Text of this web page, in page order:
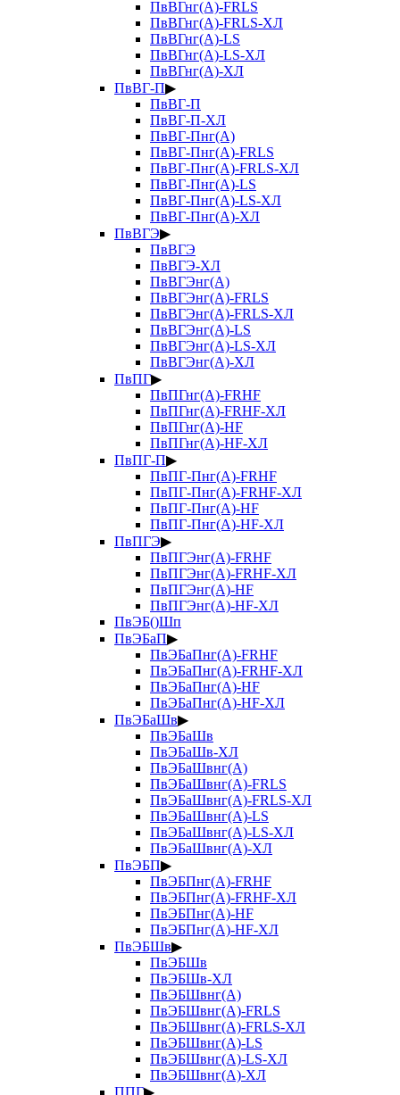
ПвВГнг(А)-FRLS
ПвВГнг(А)-FRLS-ХЛ
ПвВГнг(А)-LS
ПвВГнг(А)-LS-ХЛ
ПвВГнг(А)-ХЛ
ПвВГ-П▶
ПвВГ-П
ПвВГ-П-ХЛ
ПвВГ-Пнг(А)
ПвВГ-Пнг(А)-FRLS
ПвВГ-Пнг(А)-FRLS-ХЛ
ПвВГ-Пнг(А)-LS
ПвВГ-Пнг(А)-LS-ХЛ
ПвВГ-Пнг(А)-ХЛ
ПвВГЭ▶
ПвВГЭ
ПвВГЭ-ХЛ
ПвВГЭнг(А)
ПвВГЭнг(А)-FRLS
ПвВГЭнг(А)-FRLS-ХЛ
ПвВГЭнг(А)-LS
ПвВГЭнг(А)-LS-ХЛ
ПвВГЭнг(А)-ХЛ
ПвПГ▶
ПвПГнг(А)-FRHF
ПвПГнг(А)-FRHF-ХЛ
ПвПГнг(А)-HF
ПвПГнг(А)-HF-ХЛ
ПвПГ-П▶
ПвПГ-Пнг(А)-FRHF
ПвПГ-Пнг(А)-FRHF-ХЛ
ПвПГ-Пнг(А)-HF
ПвПГ-Пнг(А)-HF-ХЛ
ПвПГЭ▶
ПвПГЭнг(А)-FRHF
ПвПГЭнг(А)-FRHF-ХЛ
ПвПГЭнг(А)-HF
ПвПГЭнг(А)-HF-ХЛ
ПвЭБ()Шп
ПвЭБаП▶
ПвЭБаПнг(А)-FRHF
ПвЭБаПнг(А)-FRHF-ХЛ
ПвЭБаПнг(А)-HF
ПвЭБаПнг(А)-HF-ХЛ
ПвЭБаШв▶
ПвЭБаШв
ПвЭБаШв-ХЛ
ПвЭБаШвнг(А)
ПвЭБаШвнг(А)-FRLS
ПвЭБаШвнг(А)-FRLS-ХЛ
ПвЭБаШвнг(А)-LS
ПвЭБаШвнг(А)-LS-ХЛ
ПвЭБаШвнг(А)-ХЛ
ПвЭБП▶
ПвЭБПнг(А)-FRHF
ПвЭБПнг(А)-FRHF-ХЛ
ПвЭБПнг(А)-HF
ПвЭБПнг(А)-HF-ХЛ
ПвЭБШв▶
ПвЭБШв
ПвЭБШв-ХЛ
ПвЭБШвнг(А)
ПвЭБШвнг(А)-FRLS
ПвЭБШвнг(А)-FRLS-ХЛ
ПвЭБШвнг(А)-LS
ПвЭБШвнг(А)-LS-ХЛ
ПвЭБШвнг(А)-ХЛ
ППГ▶